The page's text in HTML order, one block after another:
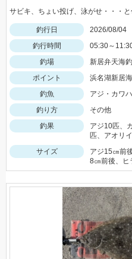
釣行日
2026/08/04
釣行時間
05:30～
釣場
新居弁天海
ポイント
浜名湖新居
釣魚
アジ・カワ
釣り方
その他
釣果
アジ10匹、
匹、アオリ
サイズ
アジ15㎝前
8㎝前後、ヒ